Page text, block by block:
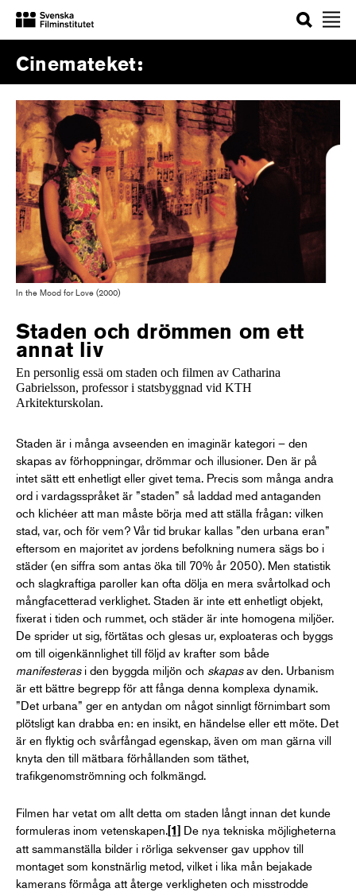
Sök
Cinemateket
In the Mood for Love (2000)
Staden och drömmen om ett
annat liv
En personlig essä om staden och filmen av Catharina
Gabrielsson, professor i statsbyggnad vid KTH
Arkitekturskolan.
Staden är i många avseenden en imaginär kategori – den
skapas av förhoppningar, drömmar och illusioner. Den är på
intet sätt ett enhetligt eller givet tema. Precis som många andra
ord i vardagsspråket är ”staden” så laddad med antaganden
och klichéer att man måste börja med att ställa frågan: vilken
stad, var, och för vem? Vår tid brukar kallas ”den urbana eran”
eftersom en majoritet av jordens befolkning numera sägs bo i
städer (en siffra som antas öka till 70% år 2050). Men statistik
och slagkraftiga paroller kan ofta dölja en mera svårtolkad och
mångfacetterad verklighet. Staden är inte ett enhetligt objekt,
fixerat i tiden och rummet, och städer är inte homogena miljöer.
De sprider ut sig, förtätas och glesas ur, exploateras och byggs
om till oigenkännlighet till följd av krafter som både
manifesterasi den byggda miljön och skapasav den. Urbanism
är ett bättre begrepp för att fånga denna komplexa dynamik.
”Det urbana” ger en antydan om något sinnligt förnimbart som
plötsligt kan drabba en: en insikt, en händelse eller ett möte. Det
är en flyktig och svårfångad egenskap, även om man gärna vill
knyta den till mätbara förhållanden som täthet,
trafikgenomströmning och folkmängd.
Filmen har vetat om allt detta om staden långt innan det kunde
formuleras inom vetenskapen.[1] De nya tekniska möjligheterna
att sammanställa bilder i rörliga sekvenser gav upphov till
montaget som konstnärlig metod, vilket i lika mån bejakade
kamerans förmåga att återge verkligheten och misstrodde